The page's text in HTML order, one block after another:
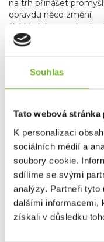
Souhlas
Tato webová
K personalizaci
sociálních médií a
soubory cookie.
sdílíme se svými
analýzy. Partneři tyto
dalšími informacemi,
získali v důsledku
na trh přinášet
opravdu něco změní.
Od té doby urazila
vyrostla v značku s
dostupného za férové
Dotaz
Mohlo by